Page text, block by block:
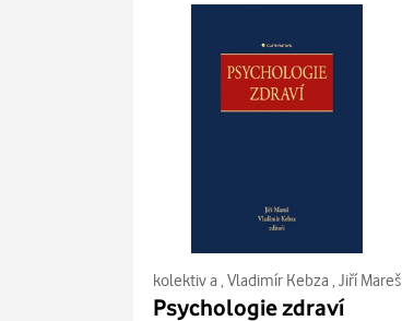
kolektiv a , Vladimír Kebza , Jiří Mareš
Psychologie zdraví